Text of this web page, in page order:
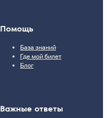
Помощь
База знаний
Где мой билет
Блог
Важные ответы